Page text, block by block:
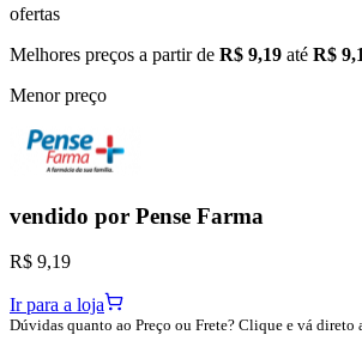
ofertas
Melhores preços a partir de R$ 9,19 até R$
Menor preço
vendido por Pense Farma
R$ 9,19
Ir para a loja
Dúvidas quanto ao Preço ou Frete? Clique e vá direto